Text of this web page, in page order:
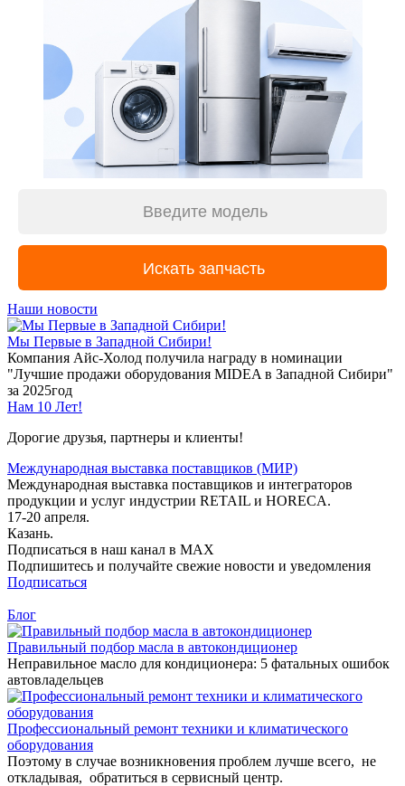
Наши новости
Мы Первые в Западной Сибири!
Компания Айс-Холод получила награду в номинации
"Лучшие продажи оборудования MIDEA в Западной Сибири"
за 2025год
Нам 10 Лет!
Дорогие друзья, партнеры и клиенты!
Международная выставка поставщиков (МИР)
Международная выставка поставщиков и интеграторов
продукции и услуг индустрии RETAIL и HORECA.
17-20 апреля.
Казань.
Подписаться в наш канал в MAX
Подпишитесь и получайте свежие новости и уведомления
Подписаться
Блог
Правильный подбор масла в автокондиционер
Неправильное масло для кондиционера: 5 фатальных ошибок
автовладельцев
Профессиональный ремонт техники и климатического
оборудования
Поэтому в случае возникновения проблем лучше всего, не
откладывая, обратиться в сервисный центр.